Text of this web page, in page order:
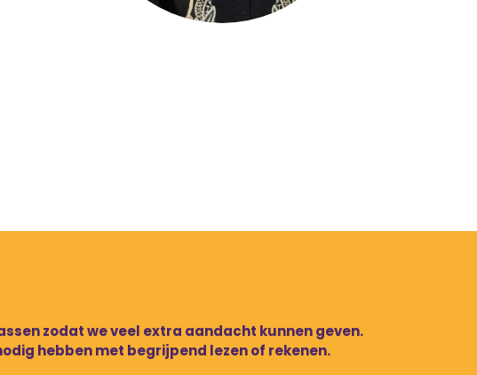
zodat we veel extra aandacht kunnen geven.
hebben met begrijpend lezen of rekenen.